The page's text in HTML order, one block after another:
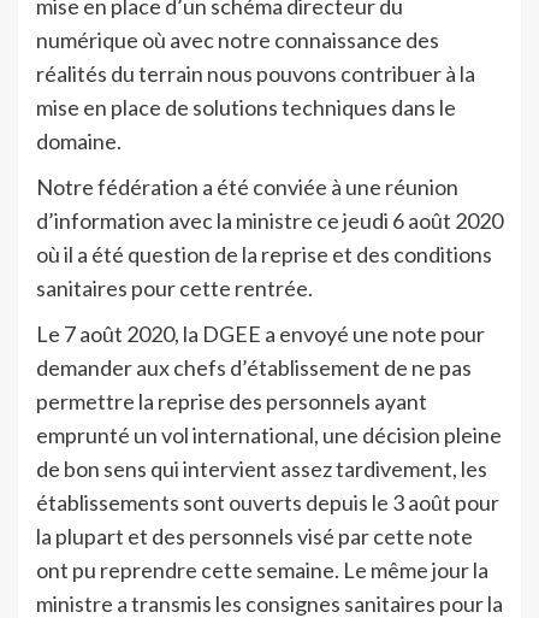
mise en place d’un schéma directeur du
numérique où avec notre connaissance des
réalités du terrain nous pouvons contribuer à la
mise en place de solutions techniques dans le
domaine.
Notre fédération a été conviée à une réunion
d’information avec la ministre ce jeudi 6 août 2020
où il a été question de la reprise et des conditions
sanitaires pour cette rentrée.
Le 7 août 2020, la DGEE a envoyé une note pour
demander aux chefs d’établissement de ne pas
permettre la reprise des personnels ayant
emprunté un vol international, une décision pleine
de bon sens qui intervient assez tardivement, les
établissements sont ouverts depuis le 3 août pour
la plupart et des personnels visé par cette note
ont pu reprendre cette semaine. Le même jour la
ministre a transmis les consignes sanitaires pour la